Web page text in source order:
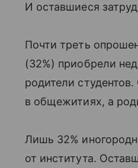
И оставшиеся
Почти треть
(32%) приобрели
родители
в общежитиях, а
Лишь 32%
от института.